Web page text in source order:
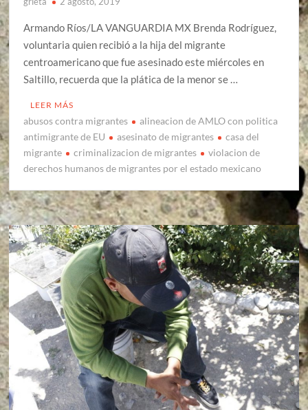
Armando Ríos/LA VANGUARDIA MX Brenda Rodríguez,
voluntaria quien recibió a la hija del migrante
centroamericano que fue asesinado este miércoles en
Saltillo, recuerda que la plática de la menor se …
LEER MÁS
abusos contra migrantes
alineacion de AMLO con politica
antimigrante de EU
asesinato de migrantes
casa del
migrante
criminalizacion de migrantes
violacion de
derechos humanos de migrantes por el estado mexicano